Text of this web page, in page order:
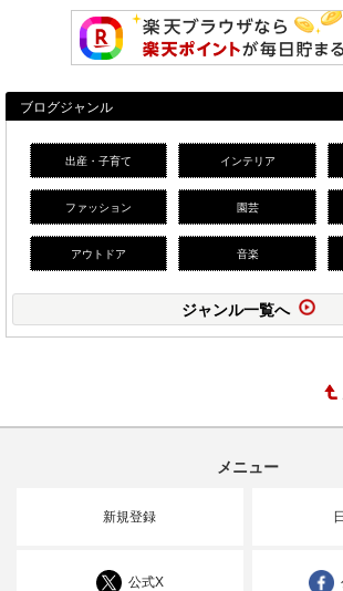
ブログジャンル
出産・子育て インテリア
ファッション 園芸
アウトドア 音楽
ジャンル一覧へ
メニュー
新規登録
公式X